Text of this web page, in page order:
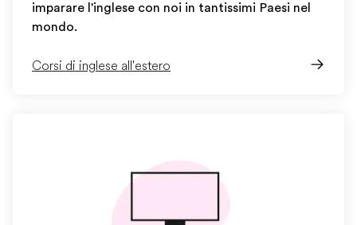
imparare l'inglese con noi in tantissimi Paesi nel
mondo.
Corsi di inglese all'estero